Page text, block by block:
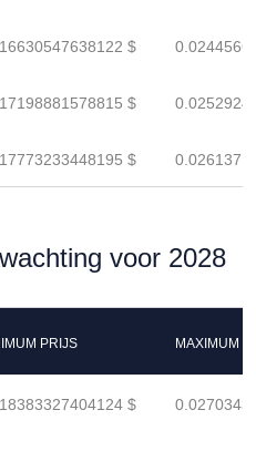
$
$
$
voor 2028
PRIJS MAXIMUM
$